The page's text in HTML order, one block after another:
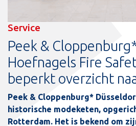
Service
Peek &
Hoefnagels Fire
beperkt overzicht
Peek & Cloppenburg*
historische modeketen,
Rotterdam. Het is bekend om